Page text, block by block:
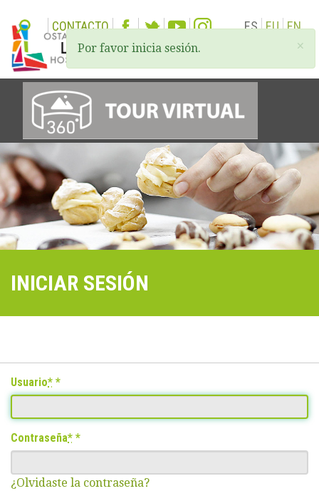
CONTACTO ES EU EN
×
Por favor inicia sesión.
INICIAR SESIÓN
Usuario*
Contraseña*
¿Olvidaste la contraseña?